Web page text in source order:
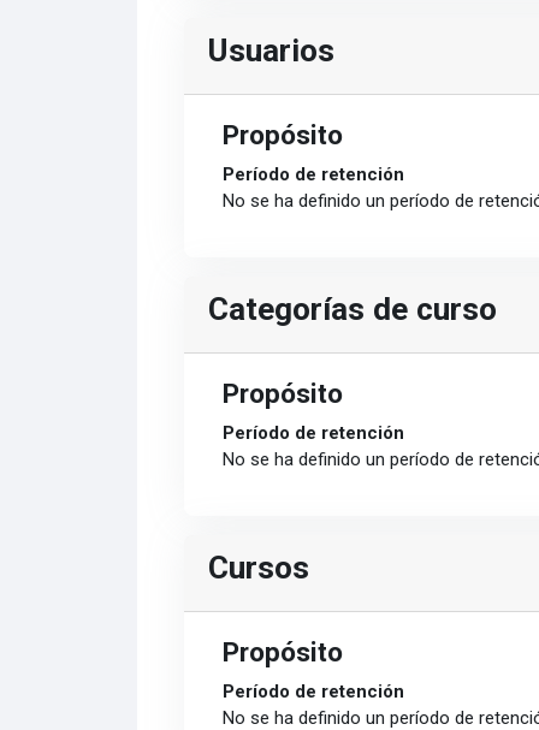
Usuarios
Propósito
Período de retención
No se ha definido un período de
Categorías de curso
Propósito
Período de retención
No se ha definido un período de
Cursos
Propósito
Período de retención
No se ha definido un período de